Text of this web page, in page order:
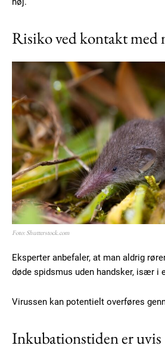
Risiko ved kontakt med
Foto: Shutterstock.com
Eksperter anbefaler, at man aldrig
døde spidsmus uden handsker, især i
Virussen kan potentielt overføres
Inkubationstiden er uvis